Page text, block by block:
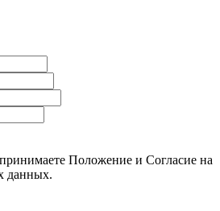
Положение и Согласие на
данных.